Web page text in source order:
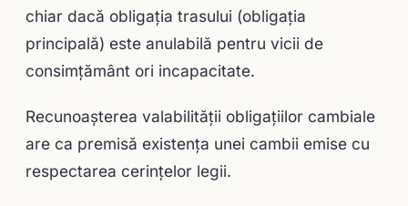
chiar dacă obligaţia trasului (obligaţia
principală) este anulabilă pentru vicii de
consimţământ ori incapacitate.
Recunoaşterea valabilităţii obligaţiilor cambiale
are ca premisă existenţa unei cambii emise cu
respectarea cerinţelor legii.